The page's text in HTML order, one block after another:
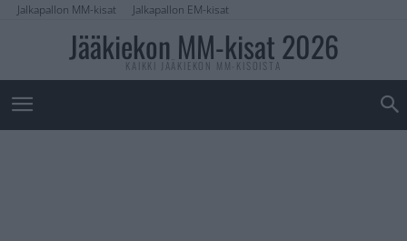
Jalkapallon MM-kisat Jalkapallon EM-kisat
Jääkiekon MM-kisat 2026
KAIKKI JÄÄKIEKON MM-KISOISTA